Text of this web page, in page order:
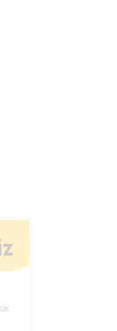
déranger, mais on
votre visite... C'est OK